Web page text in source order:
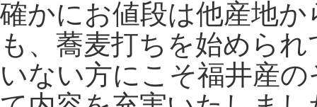
確かにお値段は他産地
も、蕎麦打ちを始めら
いない方にこそ福井産